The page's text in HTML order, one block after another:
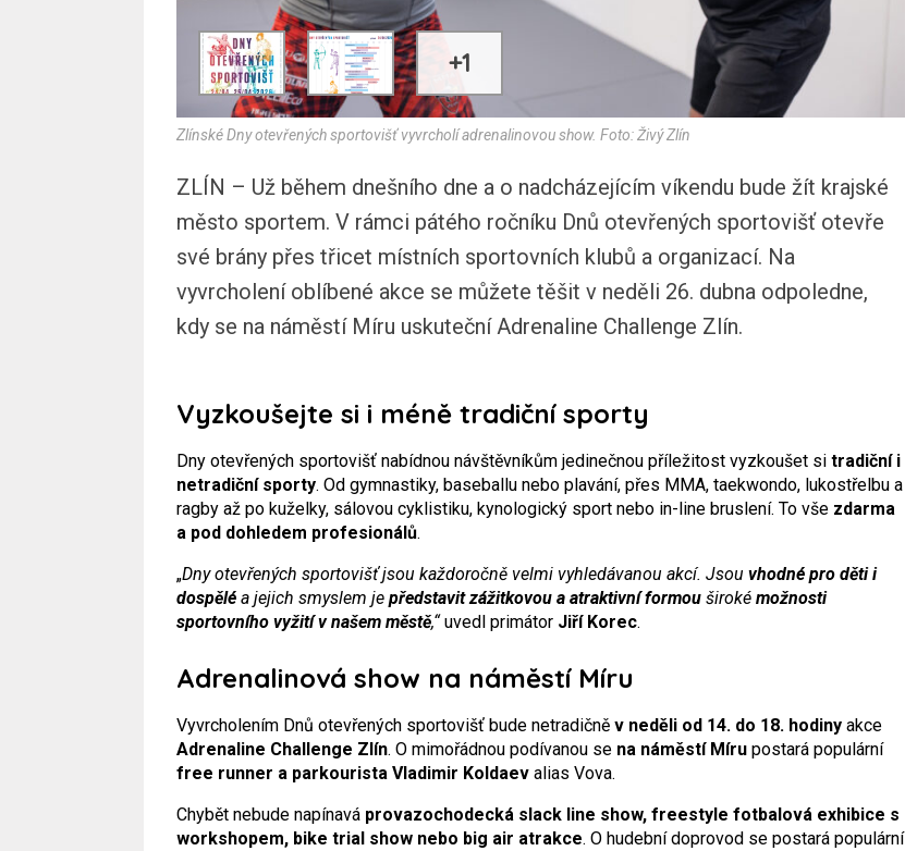
+1
Zlínské Dny otevřených sportovišť vyvrcholí adrenalinovou show. Foto: Živý Zlín
ZLÍN – Už během dnešního dne a o nadcházejícím víkendu bude žít krajské
město sportem. V rámci pátého ročníku Dnů otevřených sportovišť otevře
své brány přes třicet místních sportovních klubů a organizací. Na
vyvrcholení oblíbené akce se můžete těšit v neděli 26. dubna odpoledne,
kdy se na náměstí Míru uskuteční Adrenaline Challenge Zlín.
Vyzkoušejte si i méně tradiční sporty
Dny otevřených sportovišť nabídnou návštěvníkům jedinečnou příležitost vyzkoušet si tradiční i
netradiční sporty. Od gymnastiky, baseballu nebo plavání, přes MMA, taekwondo, lukostřelbu a
ragby až po kuželky, sálovou cyklistiku, kynologický sport nebo in-line bruslení. To vše zdarma
a pod dohledem profesionálů.
„Dny otevřených sportovišť jsou každoročně velmi vyhledávanou akcí. Jsou vhodné pro děti i
dospělé a jejich smyslem je představit zážitkovou a atraktivní formou široké možnosti
sportovního vyžití v našem městě,“uvedl primátor Jiří Korec.
Adrenalinová show na náměstí Míru
Vyvrcholením Dnů otevřených sportovišť bude netradičně v neděli od 14. do 18. hodiny akce
Adrenaline Challenge Zlín. O mimořádnou podívanou se na náměstí Míru postará populární
free runner a parkourista Vladimir Koldaev alias Vova.
Chybět nebude napínavá provazochodecká slack line show, freestyle fotbalová exhibice s
workshopem, bike trial show nebo big air atrakce. O hudební doprovod se postará populární